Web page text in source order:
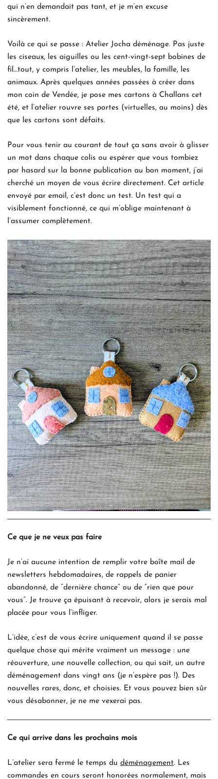
qui n’en demandait pas tant, et je m’en excuse
sincèrement.
Voilà ce qui se passe : Atelier Jocha déménage. Pas juste
les ciseaux, les aiguilles ou les cent-vingt-sept bobines de
fil…tout, y compris l’atelier, les meubles, la famille, les
animaux. Après quelques années passées à créer dans
mon coin de Vendée, je pose mes cartons à Challans cet
été, et l’atelier rouvre ses portes (virtuelles, au moins) dès
que les cartons sont défaits.
Pour vous tenir au courant de tout ça sans avoir à glisser
un mot dans chaque colis ou espérer que vous tombiez
par hasard sur la bonne publication au bon moment, j’ai
cherché un moyen de vous écrire directement. Cet article
envoyé par email, c’est donc un test. Un test qui a
visiblement fonctionné, ce qui m’oblige maintenant à
l’assumer complètement.
Ce que je ne veux pas faire
Je n’ai aucune intention de remplir votre boîte mail de
newsletters hebdomadaires, de rappels de panier
abandonné, de “dernière chance” ou de “rien que pour
vous”. Je trouve ça épuisant à recevoir, alors je serais mal
placée pour vous l’infliger.
L’idée, c’est de vous écrire uniquement quand il se passe
quelque chose qui mérite vraiment un message : une
réouverture, une nouvelle collection, ou qui sait, un autre
déménagement dans vingt ans (je n’espère pas !). Des
nouvelles rares, donc, et choisies. Et vous pouvez bien sûr
vous désabonner, je ne me vexerai pas.
Ce qui arrive dans les prochains mois
L’atelier sera fermé le temps du déménagement. Les
commandes en cours seront honorées normalement, mais